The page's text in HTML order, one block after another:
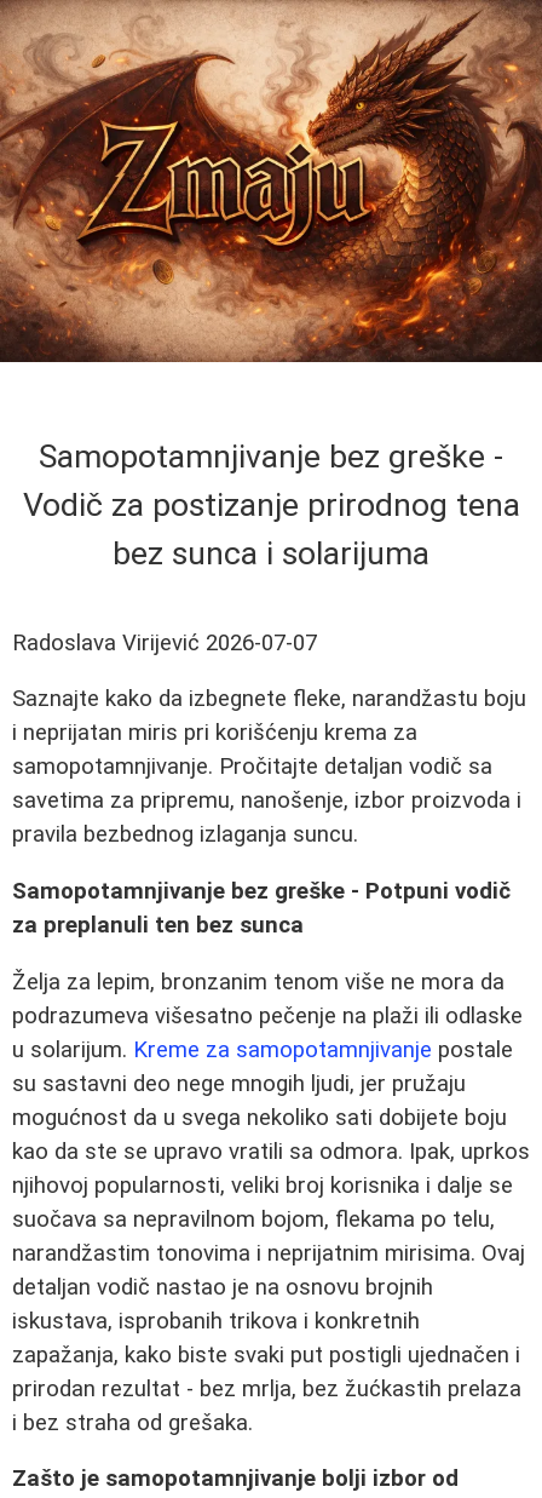
Samopotamnjivanje bez greške -
Vodič za postizanje prirodnog tena
bez sunca i solarijuma
Radoslava Virijević 2026-07-07
Saznajte kako da izbegnete fleke, narandžastu boju
i neprijatan miris pri korišćenju krema za
samopotamnjivanje. Pročitajte detaljan vodič sa
savetima za pripremu, nanošenje, izbor proizvoda i
pravila bezbednog izlaganja suncu.
Samopotamnjivanje bez greške - Potpuni vodič
za preplanuli ten bez sunca
Želja za lepim, bronzanim tenom više ne mora da
podrazumeva višesatno pečenje na plaži ili odlaske
u solarijum. Kreme za samopotamnjivanje postale
su sastavni deo nege mnogih ljudi, jer pružaju
mogućnost da u svega nekoliko sati dobijete boju
kao da ste se upravo vratili sa odmora. Ipak, uprkos
njihovoj popularnosti, veliki broj korisnika i dalje se
suočava sa nepravilnom bojom, flekama po telu,
narandžastim tonovima i neprijatnim mirisima. Ovaj
detaljan vodič nastao je na osnovu brojnih
iskustava, isprobanih trikova i konkretnih
zapažanja, kako biste svaki put postigli ujednačen i
prirodan rezultat - bez mrlja, bez žućkastih prelaza
i bez straha od grešaka.
Zašto je samopotamnjivanje bolji izbor od